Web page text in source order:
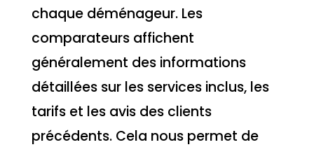
chaque déménageur. Les
comparateurs affichent
généralement des informations
détaillées sur les services inclus, les
tarifs et les avis des clients
précédents. Cela nous permet de